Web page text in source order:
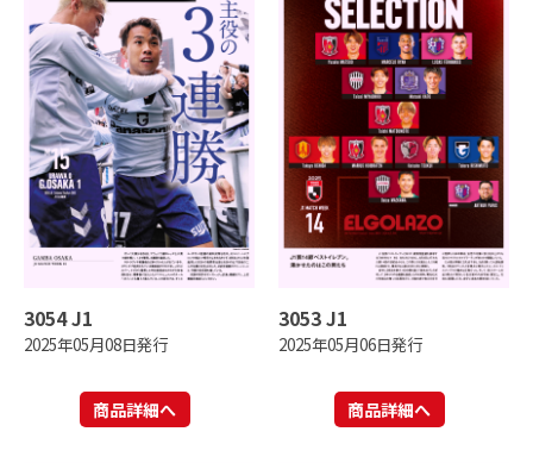
3054 J1
2025年05月08日発行
商品詳細へ
3053 J1
2025年05月06日発行
商品詳細へ